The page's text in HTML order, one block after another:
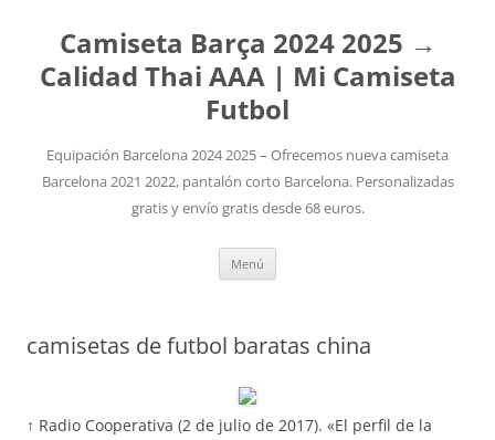
Camiseta Barça 2024 2025 →
Calidad Thai AAA | Mi Camiseta
Futbol
Equipación Barcelona 2024 2025 – Ofrecemos nueva camiseta
Barcelona 2021 2022, pantalón corto Barcelona. Personalizadas
gratis y envío gratis desde 68 euros.
Menú
camisetas de futbol baratas china
↑ Radio Cooperativa (2 de julio de 2017). «El perfil de la